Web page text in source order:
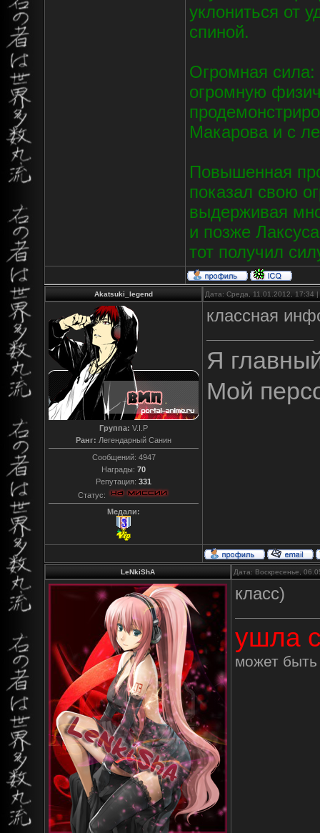
уклониться от
спиной.
Огромная сила:
огромную
Макарова и с
Повышенная
показал свою
выдерживая
и позже
тот получил
Akatsuki_legend Дата: Среда, 11.01.2012, 17:34
Группа: V.I.P
Ранг: Легендарный Санин
Сообщений: 4947
Награды: 70
Репутация: 331
Статус:
Медали:
классная
Я
Мой
LeNkiShA Дата: Воскресенье,
класс)
ушла
может быть